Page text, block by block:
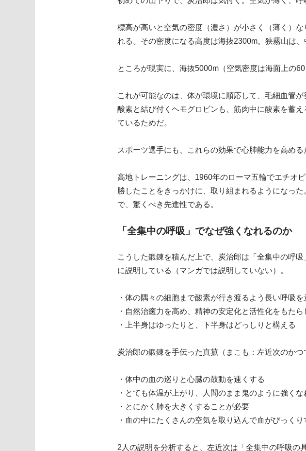
標高が高いと空気の密度（濃さ）が小さく（薄く）
れる。その密度になる高度は海抜2300m。狭霧山は
ところが現実に、海抜5000m（空気密度は海面上の
これが可能なのは、体が環境に順応して、毛細血管
酸素と結び付くヘモグロビンも、筋肉中に酸素を蓄
ているためだ。
スポーツ選手にも、これらの効果で心肺能力を高め
高地トレーニングは、1960年のローマ五輪でエチオ
勝したことをきっかけに、取り組まれるようになっ
で、驚くべき先進性である。
「全集中の呼吸」でなぜ強くなれるのか
こうした鍛錬を積んだ上で、炭治郎は「全集中の呼
に説明している（マンガでは説明していない）。
・体の隅々の細胞まで酸素が行き渡るよう長い呼吸を
・自然治癒力を高め、精神の安定化と活性化をもたら
・上半身はゆったりと、下半身はどっしりと構える
炭治郎の鍛錬を手伝った真菰（まこも：左近次のか
・体中の血の巡りと心臓の鼓動を速くする
・とても体温が上がり、人間のまま鬼のように強くな
・とにかく肺を大きくすることが必要
・血の中にたくさんの空気を取り込んで血がびっく
2人の説明を分析すると、左近次は「全集中の呼吸